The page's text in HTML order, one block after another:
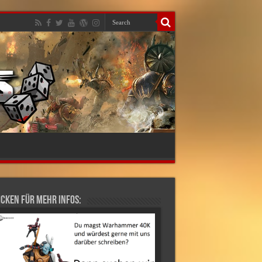
für mehr Infos: